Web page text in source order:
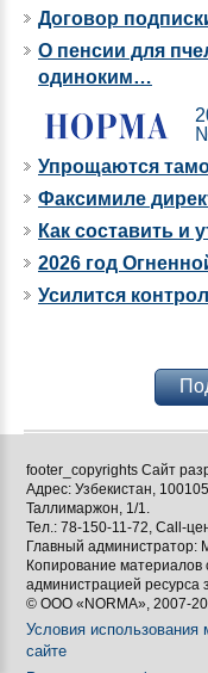
Договор
О пенсии для
одиноким…
Упрощаются
Факсимиле
Как составить и
2026 год
Усилится
footer_copyrights Сайт
Адрес: Узбекистан,
Таллимаржон, 1/1.
Тел.: 78-150-11-72, Call-
Главный администратор:
Копирование материалов
администрацией ресурса
© ООО «NORMA», 2007-
Условия
сайте